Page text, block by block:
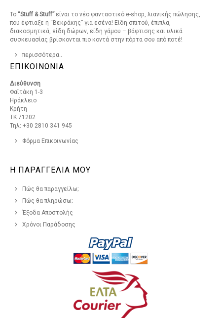
Το “Stuff & Stuff”είναι το νέο φανταστικό e-shop, λιανικής πώλησης,
που έφτιαξε η “Βεκράκης” για εσένα! Είδη σπιτού, έπιπλα,
διακοσμητικά, είδη δώρων, είδη γάμου – βάφτισης και υλικά
συσκευασίας βρίσκονται πιο κοντά στην πόρτα σου από ποτέ!
περισσότερα..
ΕΠΙΚΟΙΝΩΝΙΑ
Διεύθυνση
Φαϊτάκη 1-3
Ηράκλειο
Κρήτη
ΤΚ 71202
Τηλ: +30 2810 341 945
Φόρμα Επικοινωνίας
Η ΠΑΡΑΓΓΕΛΙΑ ΜΟΥ
Πώς θα παραγγείλω;
Πώς θα πληρώσω;
Έξοδα Αποστολής
Χρόνοι Παράδοσης